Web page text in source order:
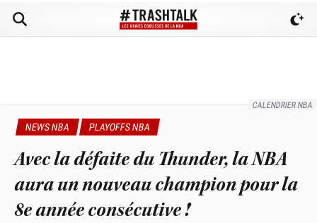
CALENDRIER NBA
NEWS NBA PLAYOFFS NBA
Avec la défaite du Thunder, la NBA
aura un nouveau champion pour la
8e année consécutive !